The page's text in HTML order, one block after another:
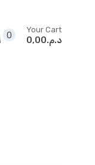
0
Your Cart
د.م.0,00